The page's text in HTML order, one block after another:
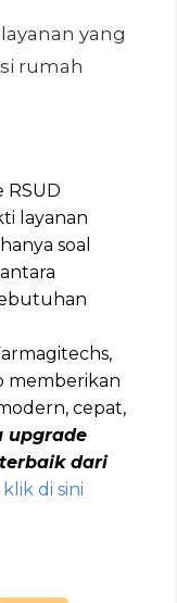
yang
rumah
RSUD
layanan
soal
memberikan
cepat,
upgrade
dari
klik di sini